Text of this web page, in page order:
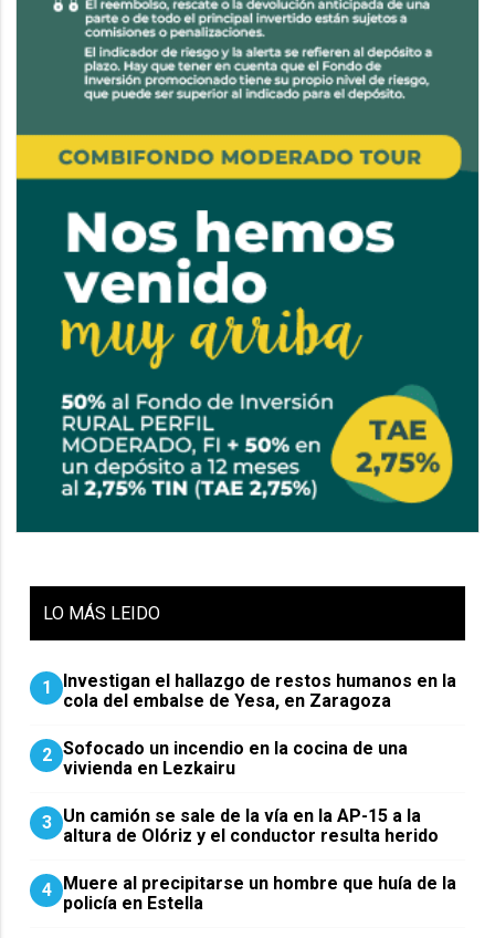
LO MÁS LEIDO
1
Investigan el hallazgo de restos humanos en la
cola del embalse de Yesa, en Zaragoza
2 Sofocado un incendio en la cocina de una
vivienda en Lezkairu
3 Un camión se sale de la vía en la AP-15 a la
altura de Olóriz y el conductor resulta herido
4 Muere al precipitarse un hombre que huía de la
policía en Estella